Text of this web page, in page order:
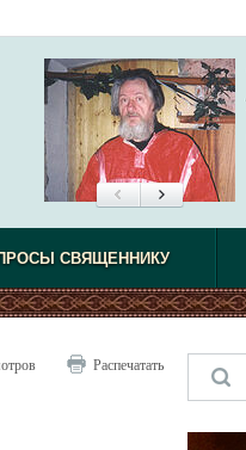
СВЯЩЕННИКУ
Распечатать